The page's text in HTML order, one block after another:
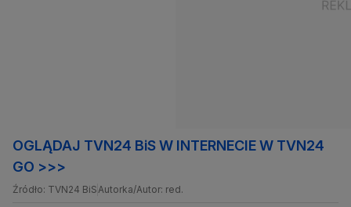
OGLĄDAJ TVN24 BiS W INTERNECIE W TVN24
GO >>>
Źródło: TVN24 BiSAutorka/Autor: red.